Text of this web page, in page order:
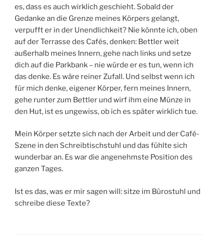
es, dass es auch wirklich geschieht. Sobald der
Gedanke an die Grenze meines Körpers gelangt,
verpufft er in der Unendlichkeit? Nie könnte ich, oben
auf der Terrasse des Cafés, denken: Bettler weit
außerhalb meines Innern, gehe nach links und setze
dich auf die Parkbank – nie würde er es tun, wenn ich
das denke. Es wäre reiner Zufall. Und selbst wenn ich
für mich denke, eigener Körper, fern meines Innern,
gehe runter zum Bettler und wirf ihm eine Münze in
den Hut, ist es ungewiss, ob ich es später wirklich tue.
Mein Körper setzte sich nach der Arbeit und der Café-
Szene in den Schreibtischstuhl und das fühlte sich
wunderbar an. Es war die angenehmste Position des
ganzen Tages.
Ist es das, was er mir sagen will: sitze im Bürostuhl und
schreibe diese Texte?